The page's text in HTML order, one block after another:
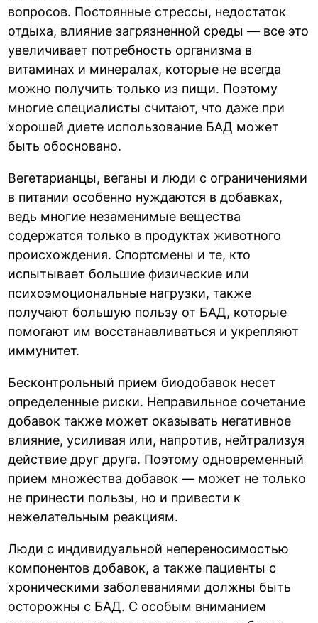
вопросов. Постоянные стрессы, недостаток
отдыха, влияние загрязненной среды — все это
увеличивает потребность организма в
витаминах и минералах, которые не всегда
можно получить только из пищи. Поэтому
многие специалисты считают, что даже при
хорошей диете использование БАД может
быть обосновано.
Вегетарианцы, веганы и люди с ограничениями
в питании особенно нуждаются в добавках,
ведь многие незаменимые вещества
содержатся только в продуктах животного
происхождения. Спортсмены и те, кто
испытывает большие физические или
психоэмоциональные нагрузки, также
получают большую пользу от БАД, которые
помогают им восстанавливаться и укрепляют
иммунитет.
Бесконтрольный прием биодобавок несет
определенные риски. Неправильное сочетание
добавок также может оказывать негативное
влияние, усиливая или, напротив, нейтрализуя
действие друг друга. Поэтому одновременный
прием множества добавок — может не только
не принести пользы, но и привести к
нежелательным реакциям.
Люди с индивидуальной непереносимостью
компонентов добавок, а также пациенты с
хроническими заболеваниями должны быть
осторожны с БАД. С особым вниманием